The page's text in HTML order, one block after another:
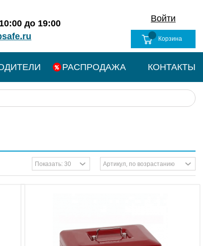
Войти
Корзина
до 19:00
РАСПРОДАЖА КОНТАКТЫ